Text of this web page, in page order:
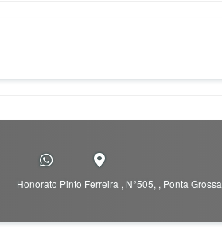
Honorato Pinto Ferreira , N°505, , Ponta Grossa